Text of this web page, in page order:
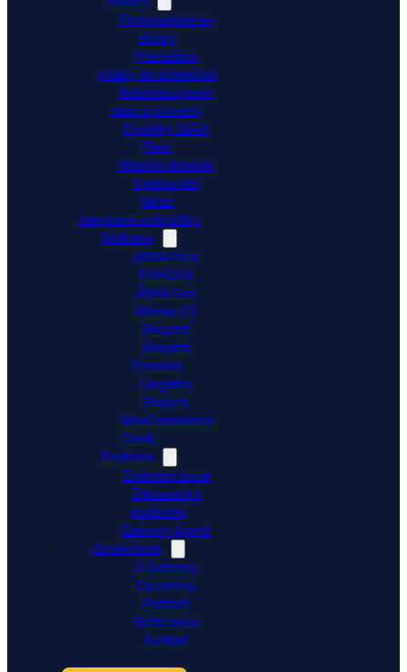
Propojujeme e-
shopy
Přenášíme
platby do účetnictví
Automatizujeme
data a procesy
Doplňky ABRA
Flexi
Mobilní skladník
Vytěžování
faktur
Integrace a doplňky
Aplikace
ABRA Flexi
POHODA
ABRA Gen
Money S3
Shoptet
Shoptet
Premium
Upgates
Shopify
WooCommerce
Ceník
Podpora
Znalostní báze
Zákaznická
podpora
Dativery Agent
Společnost
O Dativery
Co umíme
Partneři
Reference
Kontakt